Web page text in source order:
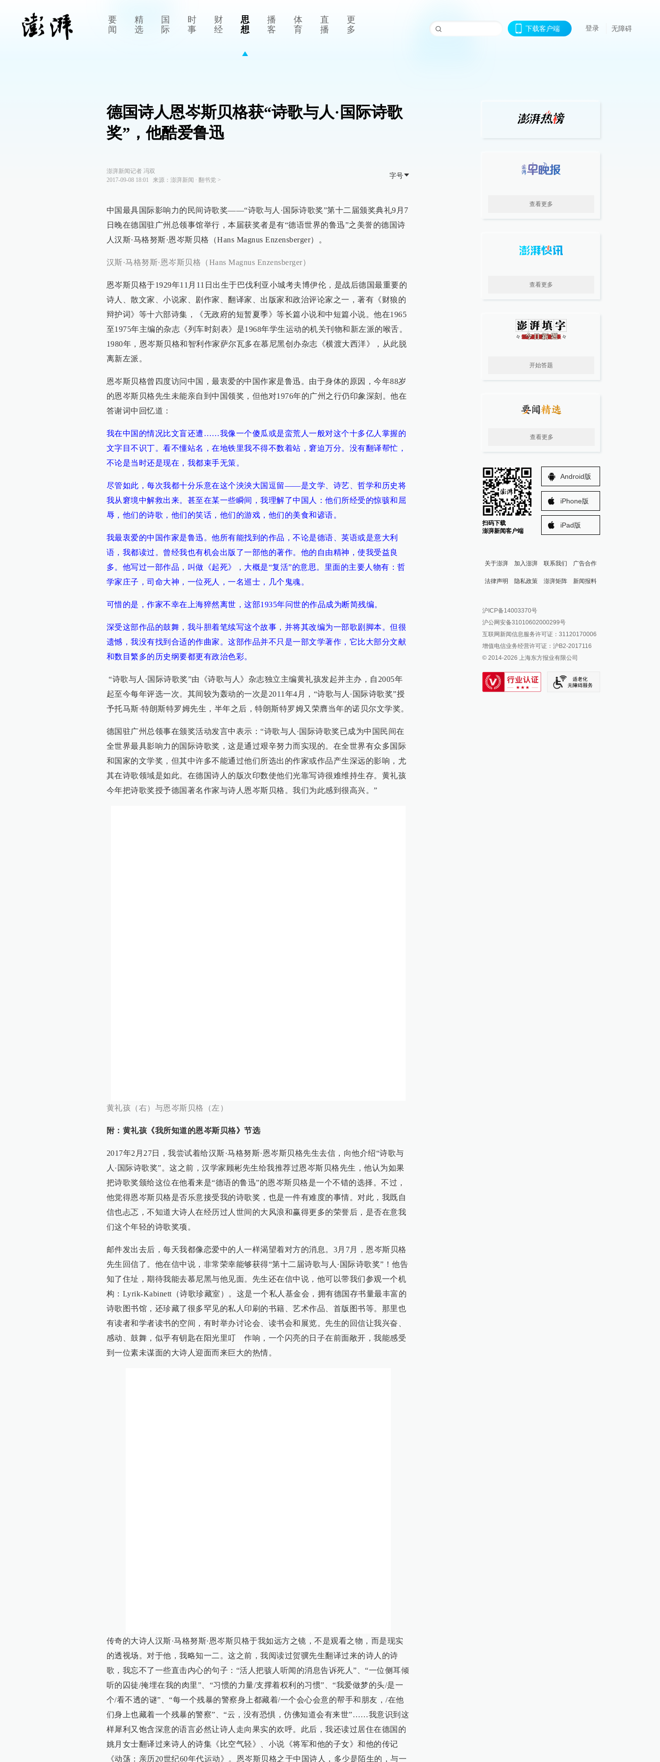
要
闻
精
选
国
际
时
事
财
经
思
想
播
客
体
育
直
播
更
多
下载客户端 登录 无障碍
德国诗人恩岑斯贝格获“诗歌与人·国际诗歌
奖”，他酷爱鲁迅
澎湃新闻记者 冯双
2017-09-08 18:01
来源： 澎湃新闻 ∙ 翻书党>
字号
中国最具国际影响力的民间诗歌奖——“诗歌与人·国际诗歌奖”第十二届颁奖典礼9月7
日晚在德国驻广州总领事馆举行，本届获奖者是有“德语世界的鲁迅”之美誉的德国诗
人汉斯·马格努斯·恩岑斯贝格（Hans Magnus Enzensberger）。
汉斯·马格努斯·恩岑斯贝格（Hans Magnus Enzensberger）
恩岑斯贝格于1929年11月11日出生于巴伐利亚小城考夫博伊伦，是战后德国最重要的
诗人、散文家、小说家、剧作家、翻译家、出版家和政治评论家之一，著有《财狼的
辩护词》等十六部诗集，《无政府的短暂夏季》等长篇小说和中短篇小说。他在1965
至1975年主编的杂志《列车时刻表》是1968年学生运动的机关刊物和新左派的喉舌。
1980年，恩岑斯贝格和智利作家萨尔瓦多在慕尼黑创办杂志《横渡大西洋》，从此脱
离新左派。
恩岑斯贝格曾四度访问中国，最衷爱的中国作家是鲁迅。由于身体的原因，今年88岁
的恩岑斯贝格先生未能亲自到中国领奖，但他对1976年的广州之行仍印象深刻。他在
答谢词中回忆道：
我在中国的情况比文盲还遭……我像一个傻瓜或是蛮荒人一般对这个十多亿人掌握的
文字目不识丁。看不懂站名，在地铁里我不得不数着站，窘迫万分。没有翻译帮忙，
不论是当时还是现在，我都束手无策。
尽管如此，每次我都十分乐意在这个泱泱大国逗留——是文学、诗艺、哲学和历史将
我从窘境中解救出来。甚至在某一些瞬间，我理解了中国人：他们所经受的惊骇和屈
辱，他们的诗歌，他们的笑话，他们的游戏，他们的美食和谚语。
我最衷爱的中国作家是鲁迅。他所有能找到的作品，不论是德语、英语或是意大利
语，我都读过。曾经我也有机会出版了一部他的著作。他的自由精神，使我受益良
多。他写过一部作品，叫做《起死》，大概是“复活”的意思。里面的主要人物有：哲
学家庄子，司命大神，一位死人，一名巡士，几个鬼魂。
可惜的是，作家不幸在上海猝然离世，这部1935年问世的作品成为断简残编。
深受这部作品的鼓舞，我斗胆着笔续写这个故事，并将其改编为一部歌剧脚本。但很
遗憾，我没有找到合适的作曲家。这部作品并不只是一部文学著作，它比大部分文献
和数目繁多的历史纲要都更有政治色彩。
“诗歌与人·国际诗歌奖”由《诗歌与人》杂志独立主编黄礼孩发起并主办，自2005年
起至今每年评选一次。其间较为轰动的一次是2011年4月，“诗歌与人·国际诗歌奖”授
予托马斯·特朗斯特罗姆先生，半年之后，特朗斯特罗姆又荣膺当年的诺贝尔文学奖。
德国驻广州总领事在颁奖活动发言中表示：“诗歌与人·国际诗歌奖已成为中国民间在
全世界最具影响力的国际诗歌奖，这是通过艰辛努力而实现的。在全世界有众多国际
和国家的文学奖，但其中许多不能通过他们所选出的作家或作品产生深远的影响，尤
其在诗歌领域是如此。在德国诗人的版次印数使他们光靠写诗很难维持生存。黄礼孩
今年把诗歌奖授予德国著名作家与诗人恩岑斯贝格。我们为此感到很高兴。”
黄礼孩（右）与恩岑斯贝格（左）
附：黄礼孩《我所知道的恩岑斯贝格》节选
2017年2月27日，我尝试着给汉斯·马格努斯·恩岑斯贝格先生去信，向他介绍“诗歌与
人·国际诗歌奖”。这之前，汉学家顾彬先生给我推荐过恩岑斯贝格先生，他认为如果
把诗歌奖颁给这位在他看来是“德语的鲁迅”的恩岑斯贝格是一个不错的选择。不过，
他觉得恩岑斯贝格是否乐意接受我的诗歌奖，也是一件有难度的事情。对此，我既自
信也忐忑，不知道大诗人在经历过人世间的大风浪和赢得更多的荣誉后，是否在意我
们这个年轻的诗歌奖项。
邮件发出去后，每天我都像恋爱中的人一样渴望着对方的消息。3月7月，恩岑斯贝格
先生回信了。他在信中说，非常荣幸能够获得“第十二届诗歌与人·国际诗歌奖”！他告
知了住址，期待我能去慕尼黑与他见面。先生还在信中说，他可以带我们参观一个机
构：Lyrik-Kabinett（诗歌珍藏室）。这是一个私人基金会，拥有德国存书量最丰富的
诗歌图书馆，还珍藏了很多罕见的私人印刷的书籍、艺术作品、首版图书等。那里也
有读者和学者读书的空间，有时举办讨论会、读书会和展览。先生的回信让我兴奋、
感动、鼓舞，似乎有钥匙在阳光里叮 作响，一个闪亮的日子在前面敞开，我能感受
到一位素未谋面的大诗人迎面而来巨大的热情。
传奇的大诗人汉斯·马格努斯·恩岑斯贝格于我如远方之镜，不是观看之物，而是现实
的透视场。对于他，我略知一二。这之前，我阅读过贺骥先生翻译过来的诗人的诗
歌，我忘不了一些直击内心的句子：“活人把骇人听闻的消息告诉死人”、“一位侧耳倾
听的囚徒/掩埋在我的肉里”、“习惯的力量/支撑着权利的习惯”、“我爱做梦的头/是一
个/看不透的谜”、“每一个残暴的警察身上都藏着/一个会心会意的帮手和朋友，/在他
们身上也藏着一个残暴的警察”、“云，没有恐惧，仿佛知道会有来世”……我意识到这
样犀利又饱含深意的语言必然让诗人走向果实的欢呼。此后，我还读过居住在德国的
姚月女士翻译过来诗人的诗集《比空气轻》、小说《将军和他的子女》和他的传记
《动荡：亲历20世纪60年代运动》。恩岑斯贝格之于中国诗人，多少是陌生的，与一
查看更多
查看更多
开始答题
查看更多
扫码下载
澎湃新闻客户端
Android版
iPhone版
iPad版
关于澎湃 加入澎湃 联系我们 广告合作
法律声明 隐私政策 澎湃矩阵
澎湃新闻公众号
澎湃新闻抖音号
派生万物开放平台
IP SHANGHAI
SIXTH TONE
新闻报料
报料邮箱: news@thepaper.cn
沪ICP备14003370号
沪公网安备31010602000299号
互联网新闻信息服务许可证：31120170006
增值电信业务经营许可证：沪B2-2017116
© 2014-2026 上海东方报业有限公司